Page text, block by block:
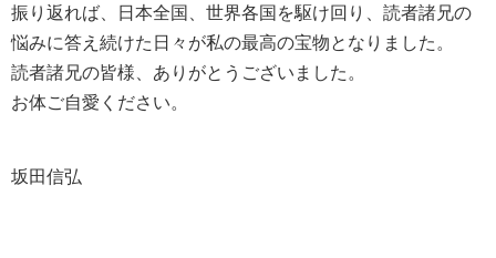
振り返れば、日本全国、世界各国を駆け回り、読者諸兄の
悩みに答え続けた日々が私の最高の宝物となりました。
読者諸兄の皆様、ありがとうございました。
お体ご自愛ください。
坂田信弘